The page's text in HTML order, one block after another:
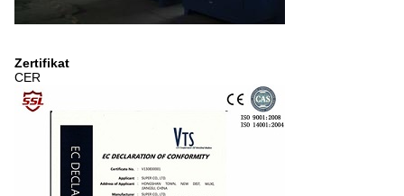
Zertifikat
CER